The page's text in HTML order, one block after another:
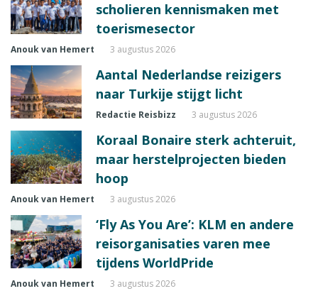
scholieren kennismaken met
toerismesector
Anouk van Hemert 3 augustus 2026
Aantal Nederlandse reizigers
naar Turkije stijgt licht
Redactie Reisbizz 3 augustus 2026
Koraal Bonaire sterk achteruit,
maar herstelprojecten bieden
hoop
Anouk van Hemert 3 augustus 2026
‘Fly As You Are’: KLM en andere
reisorganisaties varen mee
tijdens WorldPride
Anouk van Hemert 3 augustus 2026